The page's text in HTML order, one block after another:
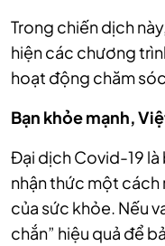
Trong chiến dịch
hiện các chương
hoạt động chăm
Bạn khỏe mạnh,
Đại dịch Covid-19 là
nhận thức một cách
của sức khỏe. Nếu
chắn” hiệu quả để